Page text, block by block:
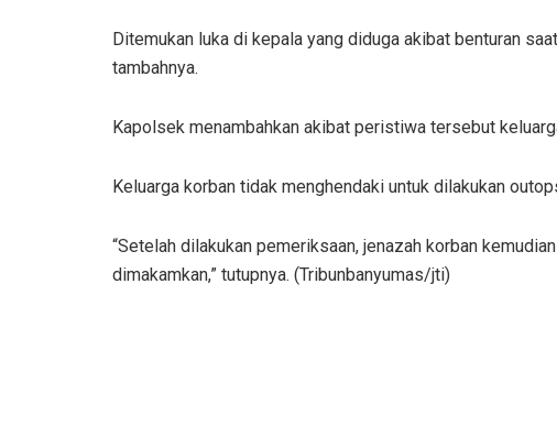
Ditemukan luka di kepala yang diduga akibat benturan
tambahnya.
Kapolsek menambahkan akibat peristiwa tersebut
Keluarga korban tidak menghendaki untuk dilakukan
“Setelah dilakukan pemeriksaan, jenazah korban
dimakamkan,” tutupnya. (Tribunbanyumas/jti)